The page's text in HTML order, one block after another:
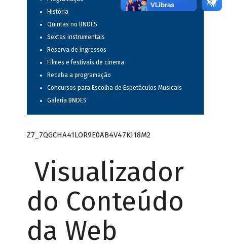
História
Quintas no BNDES
Sextas instrumentais
Reserva de ingressos
Filmes e festivais de cinema
Receba a programação
Concursos para Escolha de Espetáculos Musicais
Galeria BNDES
Z7_7QGCHA41LOR9E0AB4V47KI18M2
Visualizador
do Conteúdo
da Web